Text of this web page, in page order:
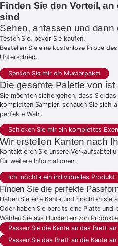
Finden Sie den Vorteil,
sind
Sehen, anfassen und dann
Testen Sie, bevor Sie kaufen.
Bestellen Sie eine kostenlose Probe
Unterschied.
Senden Sie mir ein Musterpaket
Die gesamte Palette von ist
Sie möchten sichergehen, dass Sie
kompletten Sampler, schauen Sie sich
perfekte Wahl.
Schicken Sie mir ein komplettes
Wir erstellen Kanten nach
Kontaktieren Sie unsere
für weitere Informationen.
Ich möchte ein individuelles Produkt
Finden Sie die perfekte
Haben Sie eine Kante und möchten sie
Oder haben Sie bereits eine Platte und
Wählen Sie aus Hunderten von
Passen Sie die Kante an das Brett an
Passen Sie das Brett an die Kante an